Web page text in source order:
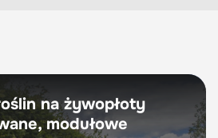
na żywopłoty
modułowe